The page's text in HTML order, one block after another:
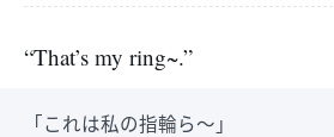
“That’s my ring~.”
「これは私の指輪ら～」